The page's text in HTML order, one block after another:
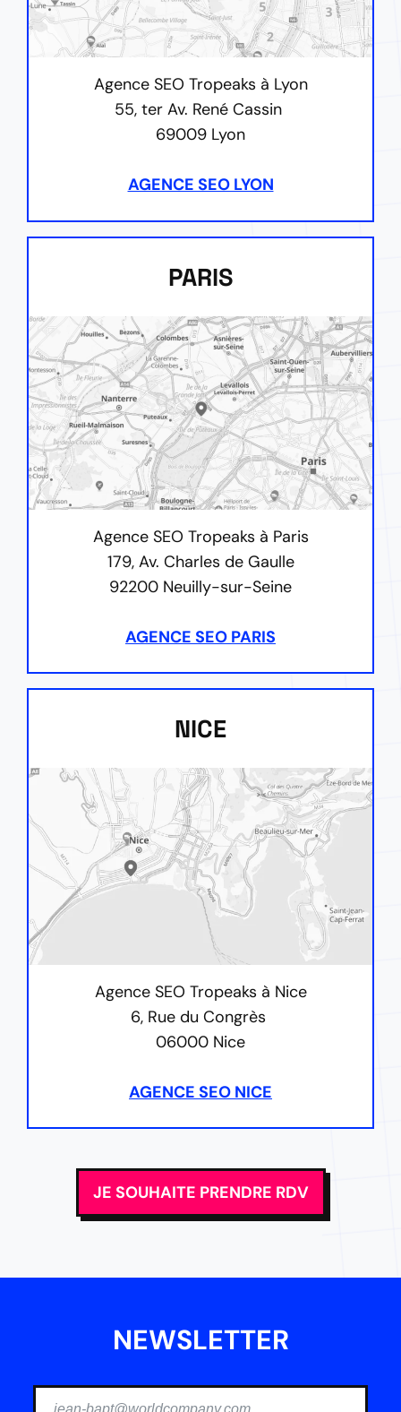
Agence SEO Tropeaks à Lyon
55, ter Av. René Cassin
69009 Lyon
AGENCE SEO LYON
PARIS
Agence SEO Tropeaks à Paris
179, Av. Charles de Gaulle
92200 Neuilly-sur-Seine
AGENCE SEO PARIS
NICE
Agence SEO Tropeaks à Nice
6, Rue du Congrès
06000 Nice
AGENCE SEO NICE
JE SOUHAITE PRENDRE RDV
NEWSLETTER